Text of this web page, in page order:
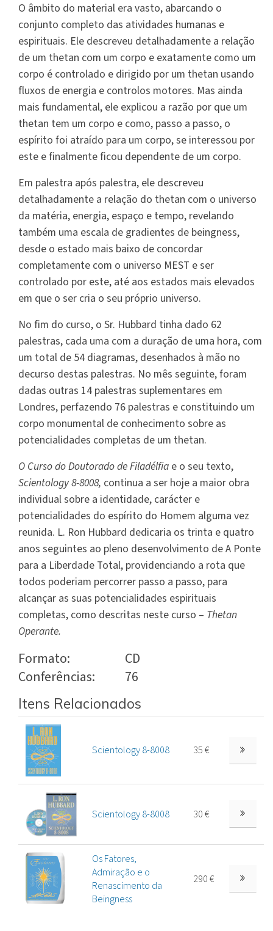
O âmbito do material era vasto, abarcando o
conjunto completo das atividades humanas e
espirituais. Ele descreveu detalhadamente a relação
de um thetan com um corpo e exatamente como um
corpo é controlado e dirigido por um thetan usando
fluxos de energia e controlos motores. Mas ainda
mais fundamental, ele explicou a razão por que um
thetan tem um corpo e como, passo a passo, o
espírito foi atraído para um corpo, se interessou por
este e finalmente ficou dependente de um corpo.
Em palestra após palestra, ele descreveu
detalhadamente a relação do thetan com o universo
da matéria, energia, espaço e tempo, revelando
também uma escala de gradientes de beingness,
desde o estado mais baixo de concordar
completamente com o universo MEST e ser
controlado por este, até aos estados mais elevados
em que o ser cria o seu próprio universo.
No fim do curso, o Sr. Hubbard tinha dado 62
palestras, cada uma com a duração de uma hora, com
um total de 54 diagramas, desenhados à mão no
decurso destas palestras. No mês seguinte, foram
dadas outras 14 palestras suplementares em
Londres, perfazendo 76 palestras e constituindo um
corpo monumental de conhecimento sobre as
potencialidades completas de um thetan.
O Curso do Doutorado de Filadélfia e o seu texto,
Scientology 8-8008, continua a ser hoje a maior obra
individual sobre a identidade, carácter e
potencialidades do espírito do Homem alguma vez
reunida. L. Ron Hubbard dedicaria os trinta e quatro
anos seguintes ao pleno desenvolvimento de A Ponte
para a Liberdade Total, providenciando a rota que
todos poderiam percorrer passo a passo, para
alcançar as suas potencialidades espirituais
completas, como descritas neste curso – Thetan
Operante.
Formato:
CD
Conferências:
76
Itens Relacionados
Scientology 8-8008 35 €
Scientology 8-8008 30 €
Os Fatores,
Admiração e o
Renascimento da
Beingness
290 €